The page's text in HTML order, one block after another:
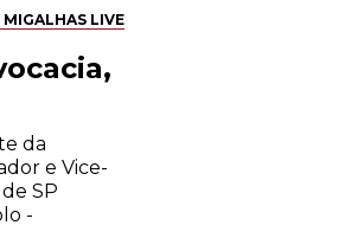
MIGALHAS LIVE
da
e Vice-
SP
-